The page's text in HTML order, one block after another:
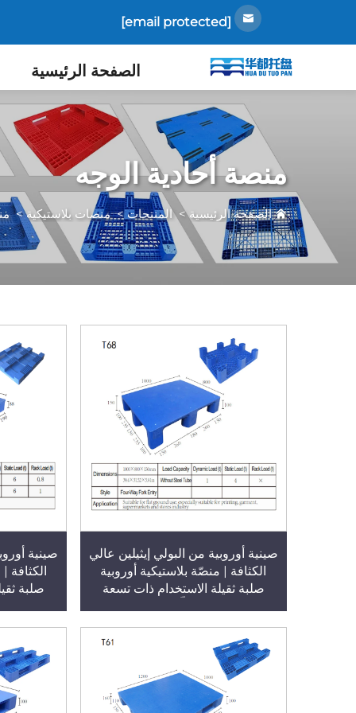
[email protected]
الصفحة الرئيسية
منصة أحادية الوجه
الصفحة الرئيسية>المنتجات>منصات بلاستيكية>
صينية أوروبية من البولي إيثيلين عالي
الكثافة | منصّة بلاستيكية أوروبية
صلبة ثقيلة الاستخدام ذات تسعة
٨٠٠ × ١٥٠ مم، ذات وجه واحد،
وقابلة للإدخال من أربعة اتجاهات،
صينية
الكثافة
صلبة
وجه